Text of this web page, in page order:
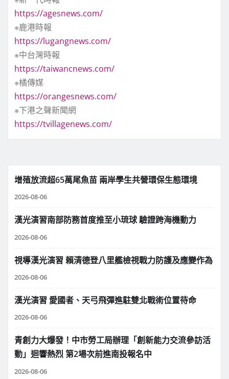
https://agesnews.com/
※鹿港時報
https://lugangnews.com/
※中台灣時報
https://taiwancnews.com/
※橘傳媒
https://orangesnews.com/
※下港之聲新聞網
https://tvillagenews.com/
增殖放流超65萬尾魚苗 兩岸學生共營環保生態環境
2026-08-06
漢光演習南部防務首度推至小琉球 驗證跨海機動力
2026-08-06
視導漢光演習 賴清德登八里艦檢視戰力防護及應變作為
2026-08-06
漢光演習 愛國者、天弓飛彈進駐雙北戰術位置待命
2026-08-06
青創力大爆發！中市勞工局辦理「創新能力交流參訪活
動」迴響熱烈 第2場次前進南投報名中
2026-08-06